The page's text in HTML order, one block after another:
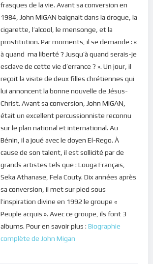
frasques de la vie. Avant sa conversion en
1984, John MIGAN baignait dans la drogue, la
cigarette, l’alcool, le mensonge, et la
prostitution. Par moments, il se demande : «
à quand ma liberté ? Jusqu’à quand serais-je
esclave de cette vie d’errance ? ». Un jour, il
reçoit la visite de deux filles chrétiennes qui
lui annoncent la bonne nouvelle de Jésus-
Christ. Avant sa conversion, John MIGAN,
était un excellent percussionniste reconnu
sur le plan national et international. Au
Bénin, il a joué avec le doyen El-Rego. À
cause de son talent, il est sollicité par de
grands artistes tels que : Louga Français,
Seka Athanase, Fela Couty. Dix années après
sa conversion, il met sur pied sous
l’inspiration divine en 1992 le groupe «
Peuple acquis ». Avec ce groupe, ils font 3
albums. Pour en savoir plus : Biographie
complète de John Migan